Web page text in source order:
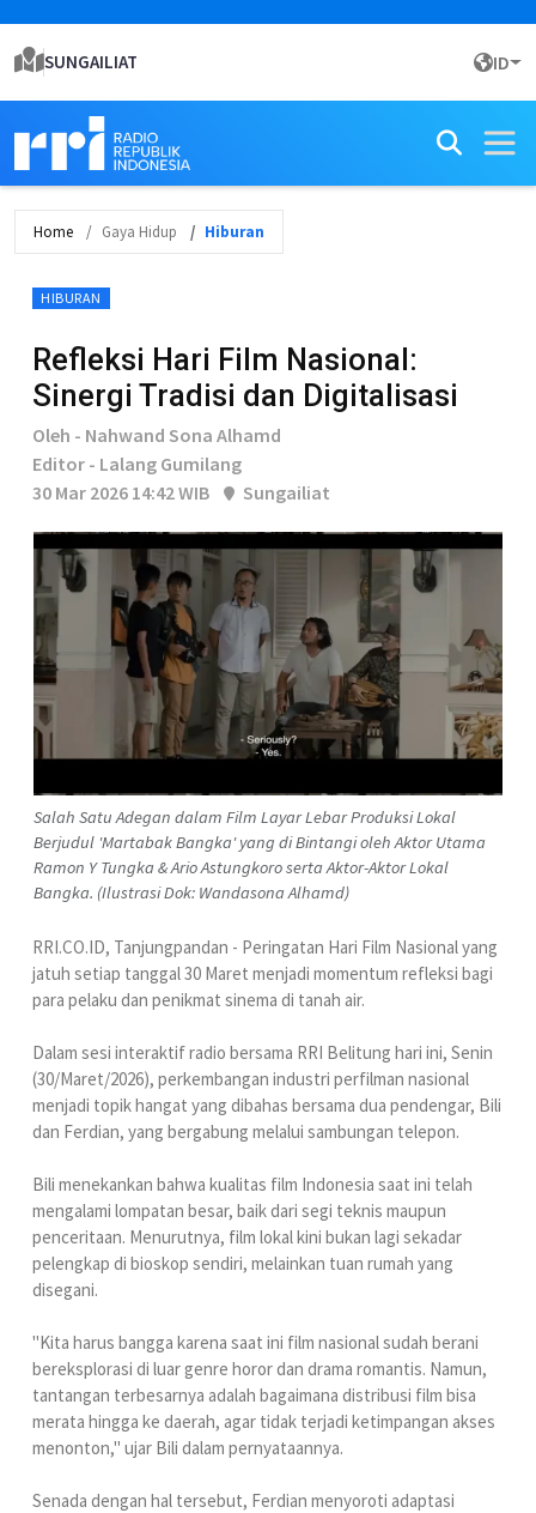
SUNGAILIAT ID
Home Gaya Hidup Hiburan
HIBURAN
Refleksi Hari Film Nasional:
Sinergi Tradisi dan Digitalisasi
Oleh - Nahwand Sona Alhamd
Editor - Lalang Gumilang
30 Mar 2026 14:42 WIB
Sungailiat
Salah Satu Adegan dalam Film Layar Lebar Produksi Lokal
Berjudul 'Martabak Bangka' yang di Bintangi oleh Aktor Utama
Ramon Y Tungka & Ario Astungkoro serta Aktor-Aktor Lokal
Bangka. (Ilustrasi Dok: Wandasona Alhamd)
RRI.CO.ID, Tanjungpandan - Peringatan Hari Film Nasional yang
jatuh setiap tanggal 30 Maret menjadi momentum refleksi bagi
para pelaku dan penikmat sinema di tanah air.
Dalam sesi interaktif radio bersama RRI Belitung hari ini, Senin
(30/Maret/2026), perkembangan industri perfilman nasional
menjadi topik hangat yang dibahas bersama dua pendengar, Bili
dan Ferdian, yang bergabung melalui sambungan telepon.
Bili menekankan bahwa kualitas film Indonesia saat ini telah
mengalami lompatan besar, baik dari segi teknis maupun
penceritaan. Menurutnya, film lokal kini bukan lagi sekadar
pelengkap di bioskop sendiri, melainkan tuan rumah yang
disegani.
"Kita harus bangga karena saat ini film nasional sudah berani
bereksplorasi di luar genre horor dan drama romantis. Namun,
tantangan terbesarnya adalah bagaimana distribusi film bisa
merata hingga ke daerah, agar tidak terjadi ketimpangan akses
menonton," ujar Bili dalam pernyataannya.
Senada dengan hal tersebut, Ferdian menyoroti adaptasi